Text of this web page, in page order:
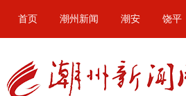
首页 潮州新闻 潮安 饶平